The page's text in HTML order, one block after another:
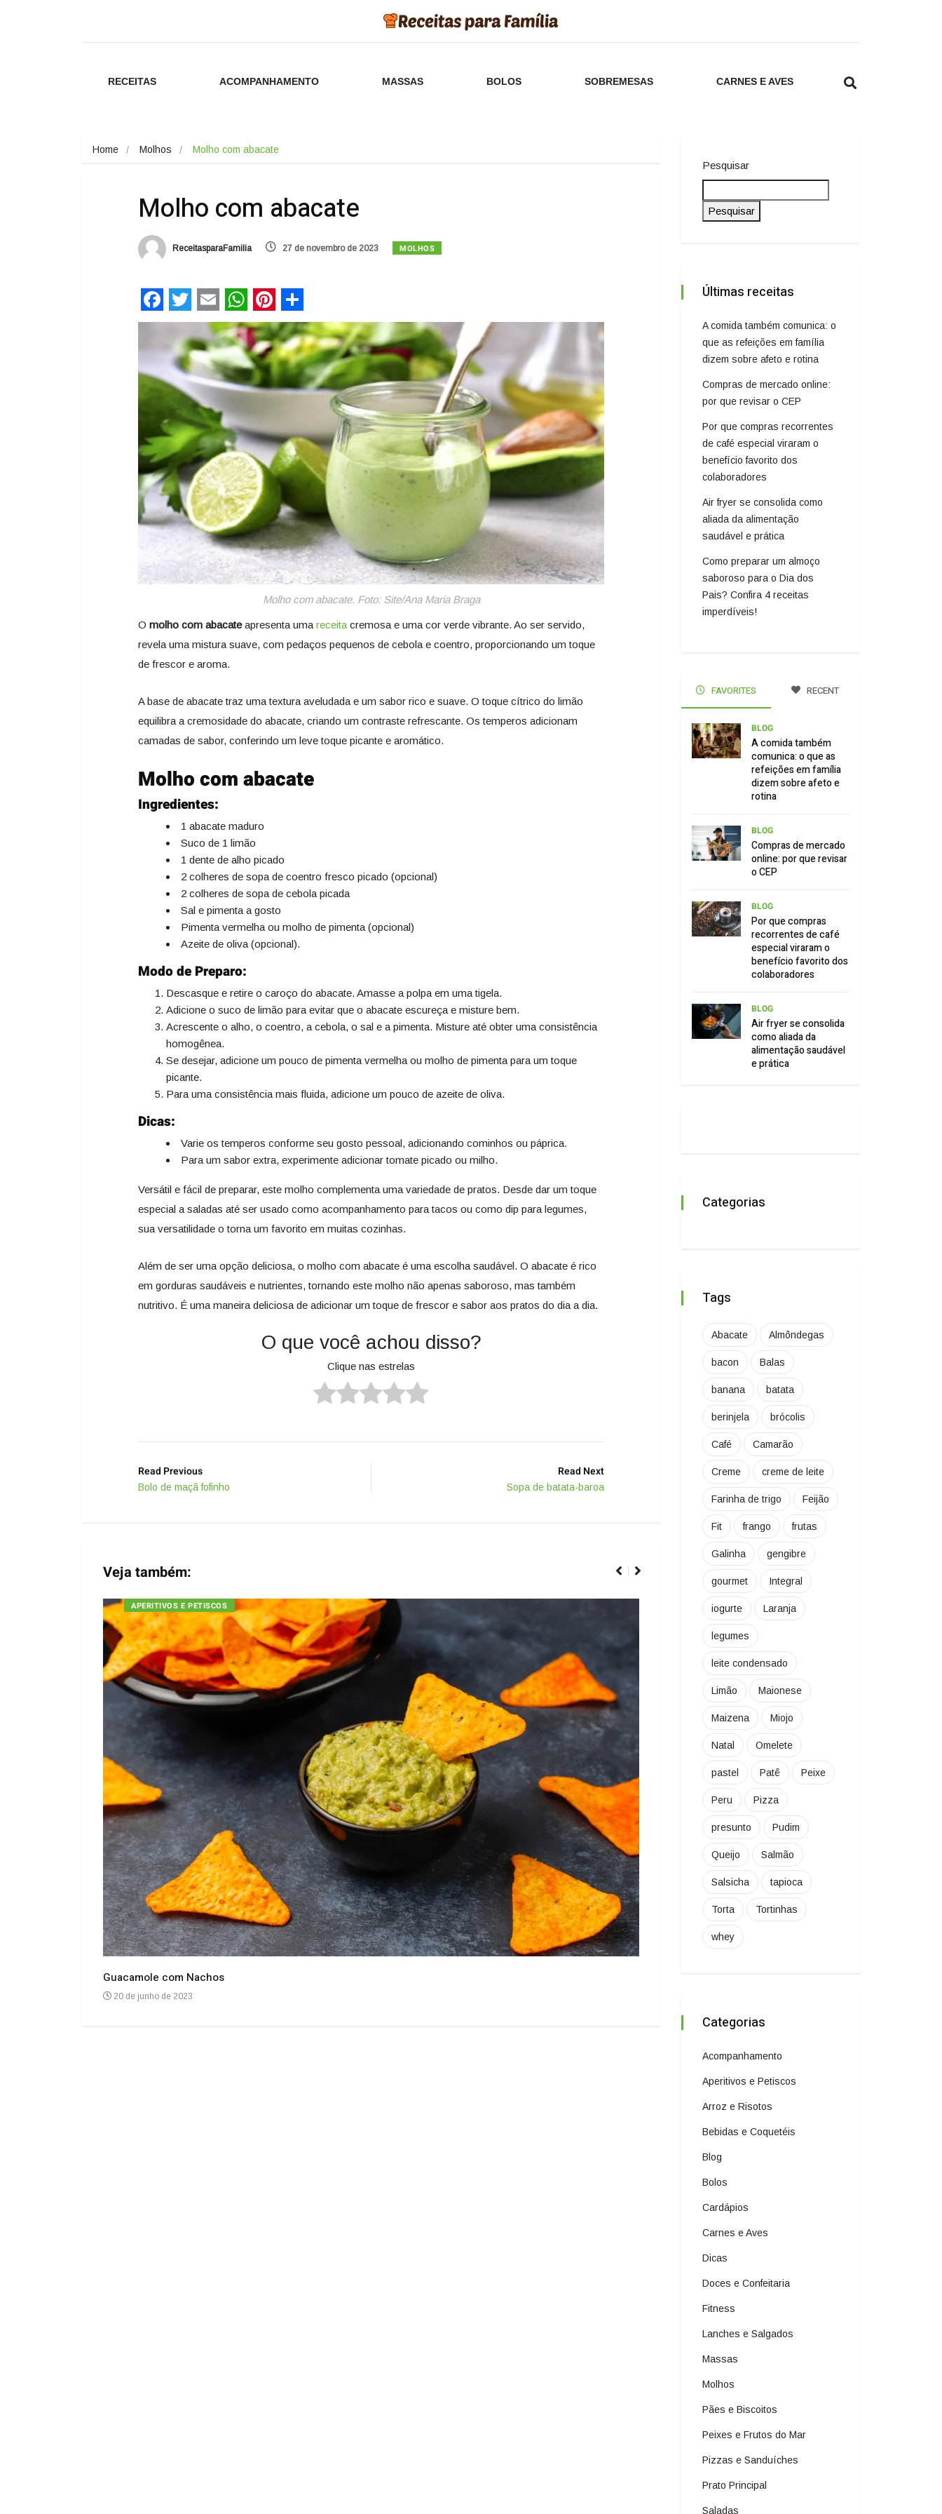
RECEITAS ACOMPANHAMENTO MASSAS BOLOS SOBREMESAS CARNES E AVES
Home Molhos Molho com abacate
Molho com abacate
ReceitasparaFamilia 27 de novembro de 2023 MOLHOS
Facebook
Twitter
EmailWhatsApp
Pinterest
Share
Molho com abacate. Foto: Site/Ana Maria Braga
O molho com abacateapresenta uma receita cremosa e uma cor verde vibrante. Ao ser servido,
revela uma mistura suave, com pedaços pequenos de cebola e coentro, proporcionando um toque
de frescor e aroma.
A base de abacate traz uma textura aveludada e um sabor rico e suave. O toque cítrico do limão
equilibra a cremosidade do abacate, criando um contraste refrescante. Os temperos adicionam
camadas de sabor, conferindo um leve toque picante e aromático.
Molho com abacate
Ingredientes:
1 abacate maduro
Suco de 1 limão
1 dente de alho picado
2 colheres de sopa de coentro fresco picado (opcional)
2 colheres de sopa de cebola picada
Sal e pimenta a gosto
Pimenta vermelha ou molho de pimenta (opcional)
Azeite de oliva (opcional).
Modo de Preparo:
Descasque e retire o caroço do abacate. Amasse a polpa em uma tigela.
Adicione o suco de limão para evitar que o abacate escureça e misture bem.
Acrescente o alho, o coentro, a cebola, o sal e a pimenta. Misture até obter uma consistência
homogênea.
Se desejar, adicione um pouco de pimenta vermelha ou molho de pimenta para um toque
picante.
Para uma consistência mais fluida, adicione um pouco de azeite de oliva.
Dicas:
Varie os temperos conforme seu gosto pessoal, adicionando cominhos ou páprica.
Para um sabor extra, experimente adicionar tomate picado ou milho.
Versátil e fácil de preparar, este molho complementa uma variedade de pratos. Desde dar um toque
especial a saladas até ser usado como acompanhamento para tacos ou como dip para legumes,
sua versatilidade o torna um favorito em muitas cozinhas.
Além de ser uma opção deliciosa, o molho com abacate é uma escolha saudável. O abacate é rico
em gorduras saudáveis e nutrientes, tornando este molho não apenas saboroso, mas também
nutritivo. É uma maneira deliciosa de adicionar um toque de frescor e sabor aos pratos do dia a dia.
O que você achou disso?
Clique nas estrelas
Read Previous
Bolo de maçã fofinho
Read Next
Sopa de batata-baroa
Veja também:
APERITIVOS E PETISCOS
Guacamole com Nachos
20 de junho de 2023
ARROZ E RISOTOS
Pesquisar
Pesquisar
Últimas receitas
A comida também comunica: o
que as refeições em família
dizem sobre afeto e rotina
Compras de mercado online:
por que revisar o CEP
Por que compras recorrentes
de café especial viraram o
benefício favorito dos
colaboradores
Air fryer se consolida como
aliada da alimentação
saudável e prática
Como preparar um almoço
saboroso para o Dia dos
Pais? Confira 4 receitas
imperdíveis!
FAVORITES RECENT
BLOG
A comida também
comunica: o que as
refeições em família
dizem sobre afeto e
rotina
BLOG
Compras de mercado
online: por que revisar
o CEP
BLOG
Por que compras
recorrentes de café
especial viraram o
benefício favorito dos
colaboradores
BLOG
Air fryer se consolida
como aliada da
alimentação saudável
e prática
Categorias
Tags
Abacate Almôndegas
bacon Balas
banana batata
berinjela brócolis
Café Camarão
Creme creme de leite
Farinha de trigo Feijão
Fit frango frutas
Galinha gengibre
gourmet Integral
iogurte Laranja
legumes
leite condensado
Limão Maionese
Maizena Miojo
Natal Omelete
pastel Patê Peixe
Peru Pizza
presunto Pudim
Queijo Salmão
Salsicha tapioca
Torta Tortinhas
whey
Categorias
Acompanhamento
Aperitivos e Petiscos
Arroz e Risotos
Bebidas e Coquetéis
Blog
Bolos
Cardápios
Carnes e Aves
Dicas
Doces e Confeitaria
Fitness
Lanches e Salgados
Massas
Molhos
Pães e Biscoitos
Peixes e Frutos do Mar
Pizzas e Sanduíches
Prato Principal
Saladas